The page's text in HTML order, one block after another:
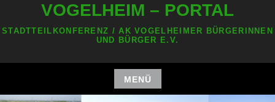
VOGELHEIM – PORTAL
STADTTEILKONFERENZ / AK VOGELHEIMER BÜRGERINNEN
UND BÜRGER E.V.
MENÜ
Zum